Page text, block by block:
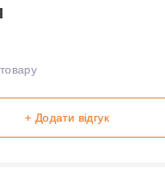
+ Додати відгук